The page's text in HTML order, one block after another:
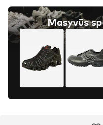
Masyvūs